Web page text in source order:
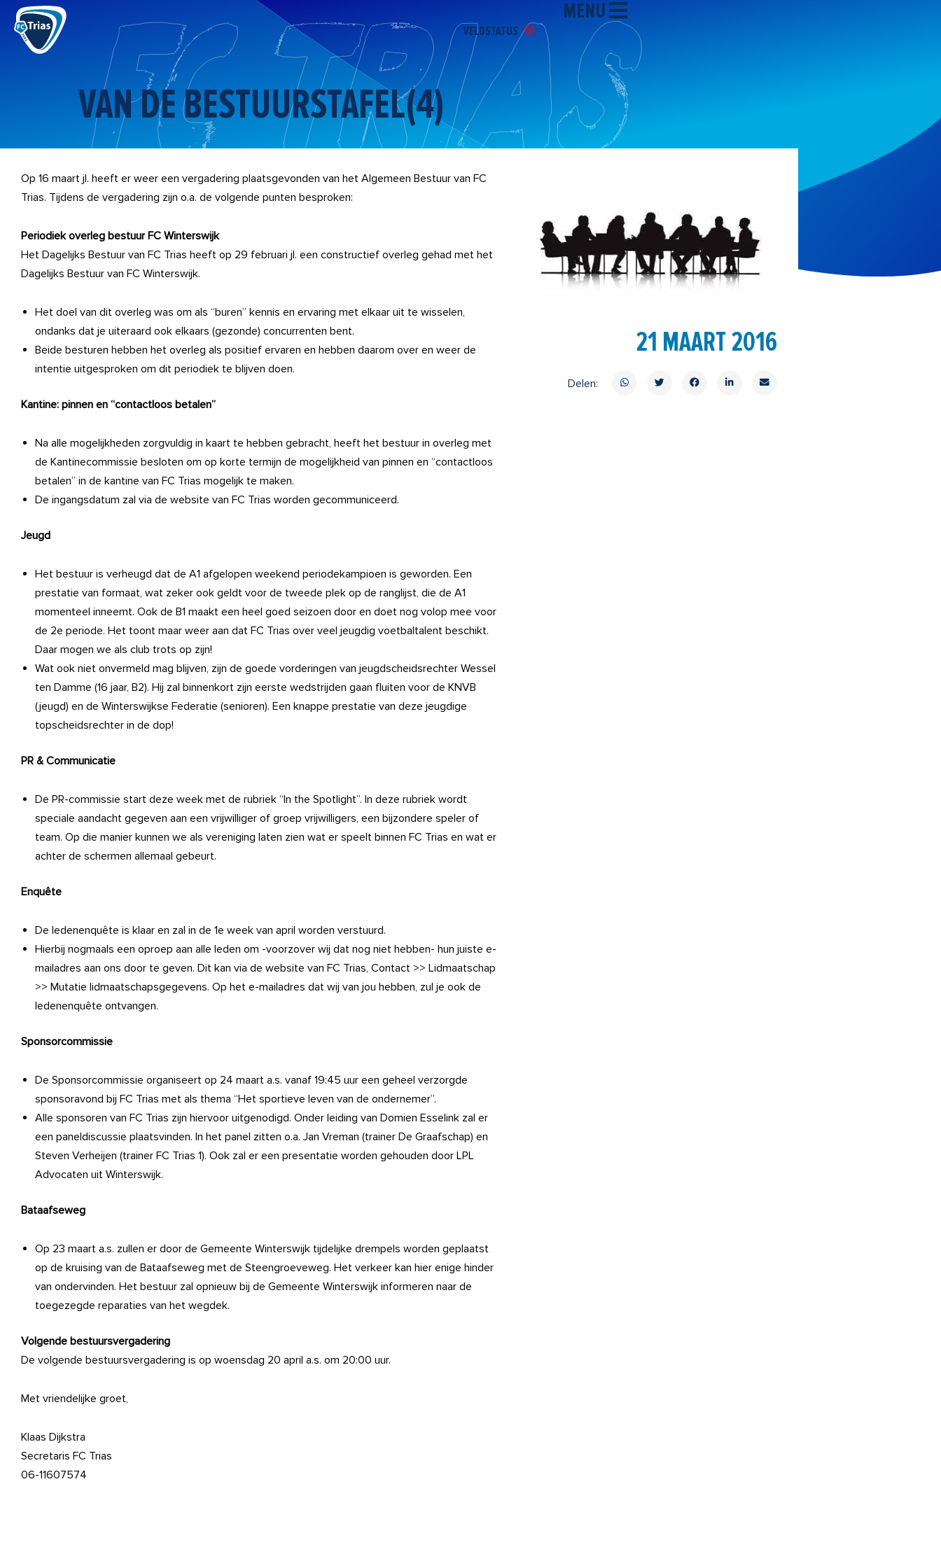
naar
VELDSTATUS
MENU
VAN DE BESTUURSTAFEL(4)
Op 16 maart jl. heeft er weer een vergadering plaatsgevonden van het Algemeen Bestuur van FC
Trias. Tijdens de vergadering zijn o.a. de volgende punten besproken:
Periodiek overleg bestuur FC Winterswijk
Het Dagelijks Bestuur van FC Trias heeft op 29 februari jl. een constructief overleg gehad met het
Dagelijks Bestuur van FC Winterswijk.
Het doel van dit overleg was om als “buren” kennis en ervaring met elkaar uit te wisselen,
ondanks dat je uiteraard ook elkaars (gezonde) concurrenten bent.
Beide besturen hebben het overleg als positief ervaren en hebben daarom over en weer de
intentie uitgesproken om dit periodiek te blijven doen.
Kantine: pinnen en “contactloos betalen”
Na alle mogelijkheden zorgvuldig in kaart te hebben gebracht, heeft het bestuur in overleg met
de Kantinecommissie besloten om op korte termijn de mogelijkheid van pinnen en “contactloos
betalen” in de kantine van FC Trias mogelijk te maken.
De ingangsdatum zal via de website van FC Trias worden gecommuniceerd.
Jeugd
Het bestuur is verheugd dat de A1 afgelopen weekend periodekampioen is geworden. Een
prestatie van formaat, wat zeker ook geldt voor de tweede plek op de ranglijst, die de A1
momenteel inneemt. Ook de B1 maakt een heel goed seizoen door en doet nog volop mee voor
de 2e periode. Het toont maar weer aan dat FC Trias over veel jeugdig voetbaltalent beschikt.
Daar mogen we als club trots op zijn!
Wat ook niet onvermeld mag blijven, zijn de goede vorderingen van jeugdscheidsrechter Wessel
ten Damme (16 jaar, B2). Hij zal binnenkort zijn eerste wedstrijden gaan fluiten voor de KNVB
(jeugd) en de Winterswijkse Federatie (senioren). Een knappe prestatie van deze jeugdige
topscheidsrechter in de dop!
PR & Communicatie
De PR-commissie start deze week met de rubriek “In the Spotlight”. In deze rubriek wordt
speciale aandacht gegeven aan een vrijwilliger of groep vrijwilligers, een bijzondere speler of
team. Op die manier kunnen we als vereniging laten zien wat er speelt binnen FC Trias en wat er
achter de schermen allemaal gebeurt.
Enquête
De ledenenquête is klaar en zal in de 1e week van april worden verstuurd.
Hierbij nogmaals een oproep aan alle leden om -voorzover wij dat nog niet hebben- hun juiste e-
mailadres aan ons door te geven. Dit kan via de website van FC Trias, Contact >> Lidmaatschap
>> Mutatie lidmaatschapsgegevens. Op het e-mailadres dat wij van jou hebben, zul je ook de
ledenenquête ontvangen.
Sponsorcommissie
De Sponsorcommissie organiseert op 24 maart a.s. vanaf 19:45 uur een geheel verzorgde
sponsoravond bij FC Trias met als thema “Het sportieve leven van de ondernemer”.
Alle sponsoren van FC Trias zijn hiervoor uitgenodigd. Onder leiding van Domien Esselink zal er
een paneldiscussie plaatsvinden. In het panel zitten o.a. Jan Vreman (trainer De Graafschap) en
Steven Verheijen (trainer FC Trias 1). Ook zal er een presentatie worden gehouden door LPL
Advocaten uit Winterswijk.
Bataafseweg
Op 23 maart a.s. zullen er door de Gemeente Winterswijk tijdelijke drempels worden geplaatst
op de kruising van de Bataafseweg met de Steengroeveweg. Het verkeer kan hier enige hinder
van ondervinden. Het bestuur zal opnieuw bij de Gemeente Winterswijk informeren naar de
toegezegde reparaties van het wegdek.
Volgende bestuursvergadering
De volgende bestuursvergadering is op woensdag 20 april a.s. om 20:00 uur.
Met vriendelijke groet,
Klaas Dijkstra
Secretaris FC Trias
06-11607574
21 MAART 2016
Delen: